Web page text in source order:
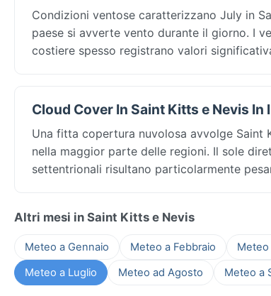
Condizioni ventose caratterizzano July in
paese si avverte vento durante il giorno. I
costiere spesso registrano valori
Cloud Cover In Saint Kitts e Nevis In
Una fitta copertura nuvolosa avvolge Saint
nella maggior parte delle regioni. Il sole
settentrionali risultano particolarmente
Altri mesi in Saint Kitts e Nevis
Meteo a Gennaio Meteo a Febbraio Meteo
Meteo a Luglio
Meteo ad Agosto Meteo a